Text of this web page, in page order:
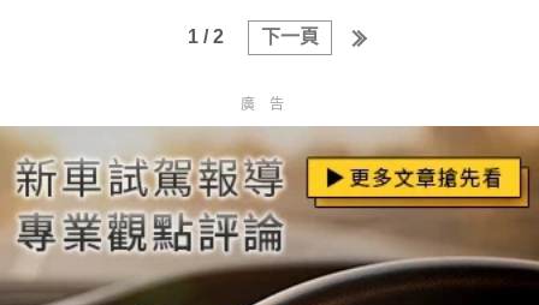
1 / 2 下一頁
廣告